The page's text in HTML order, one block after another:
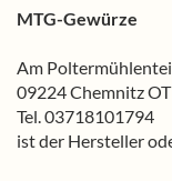
MTG-Gewürze
Am
09224 Chemnitz
Tel. 03718101794
ist der Hersteller